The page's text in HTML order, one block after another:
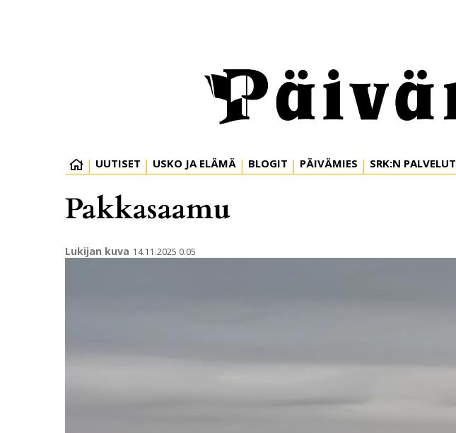
UUTISET USKO JA ELÄMÄ BLOGIT PÄIVÄMIES SRK:N PALVELUT
Pakkasaamu
Lukijan kuva 14.11.2025 0.05